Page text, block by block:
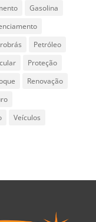
Gasolina
Petróleo
Proteção
Renovação
Veículos